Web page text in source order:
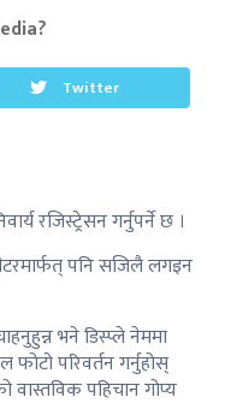
Twitter
रजिस्ट्रेसन गर्नुपर्ने छ ।
पनि सजिलै लगइन
भने डिस्प्ले नेममा
परिवर्तन गर्नुहोस्
पहिचान गोप्य